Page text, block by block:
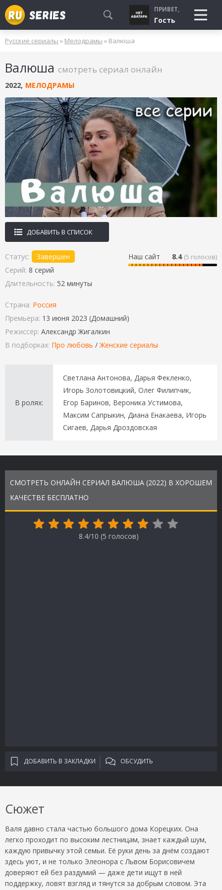
СМОТРЮ
БУДУ СМОТРЕТЬ
УЖЕ СМОТРЕЛ
ПРИВЕТ,
Гость
Русские сериалы » Мелодрамы » Валюша
Валюша смотреть сериал онлайн
2022, МЕЛОДРАМЫ
ДОБАВИТЬ В СПИСОК
Наш сайт 8.4 (5 голосов)
Статус:
Завершен
Серий: 8 серий
Длительность: 52 минуты
Страна: Россия
Премьера: 13 июня 2023 (Домашний)
Режиссёр: Александр Жигалкин
В подборках: Про любовь / Женские сериалы
В ролях:
Светлана Антонова, Дарья Фекленко,
Игорь Золотовицкий, Олег Филипчик,
Егор Баринов, Вероника Устимова,
Максим Сапрыкин, Диана Енакаева, Игорь
Сигаев, Дарья Дроздовская
СМОТРЕТЬ ОНЛАЙН СЕРИАЛ ВАЛЮША (2022) В ХОРОШЕМ
КАЧЕСТВЕ БЕСПЛАТНО
8.4/10 (5 голосов)
ДОБАВИТЬ В ЗАКЛАДКИ ОБСУДИТЬ
Сюжет
Валя давно стала частью большого дома Корецких. Она
легко проходит по высоким лестницам, знает каждый шум,
каждую привычку этой семьи. Её руки день за днём создают
здесь уют, и не только Элеонора с Львом Борисовичем
доверяют ей без раздумий — даже дети ищут в ней
поддержку, ловят взгляд и тянутся за добрым словом. Эта